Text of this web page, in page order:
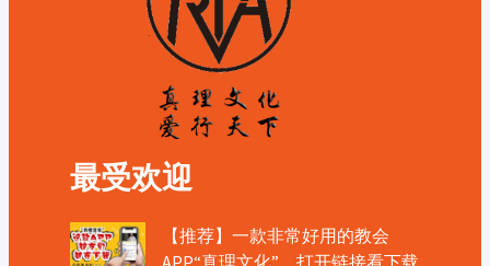
最受欢迎
【推荐】一款非常好用的教会